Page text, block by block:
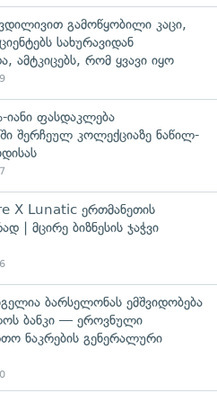
გამოწყობილი კაცი,
სახურავიდან
ამტკიცებს, რომ ყვავი იყო
ფასდაკლება
შერჩეულ კოლექციაზე ნაწილ-
X Lunatic ერთმანეთის
| მცირე ბიზნესის ჯაჭვი
ბარსელონას ემშვიდობება
ბანკი — ეროვნული
ნაკრების გენერალური